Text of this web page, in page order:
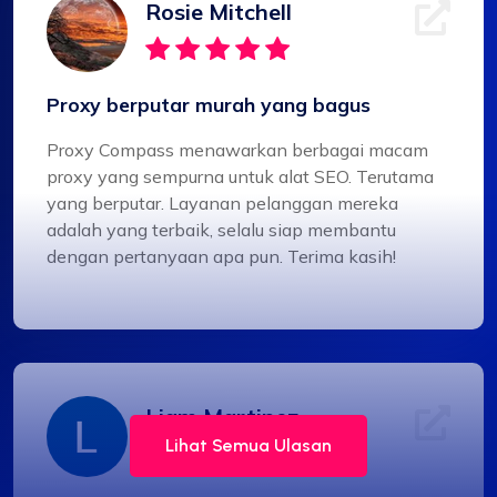
Rosie Mitchell
Proxy berputar murah yang bagus
Proxy Compass menawarkan berbagai macam
proxy yang sempurna untuk alat SEO. Terutama
yang berputar. Layanan pelanggan mereka
adalah yang terbaik, selalu siap membantu
dengan pertanyaan apa pun. Terima kasih!
Liam Martinez
Lihat Semua Ulasan